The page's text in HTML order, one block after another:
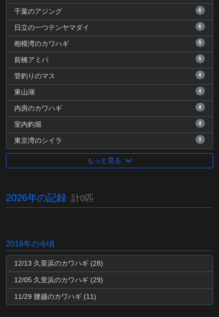
千葉のアジング 6
日立の一つテンヤマダイ 6
相模湾のカワハギ 5
前橋アミパ 5
管釣りのマス 4
東山湖 4
内房のカワハギ 4
室内釣堀 4
東京湾のシイラ 3
もっと見る
2026年の記録 計0匹
2016年の今頃
12/13 久里浜のカワハギ (28)
12/05 久里浜のカワハギ (29)
11/29 腰越のカワハギ (11)